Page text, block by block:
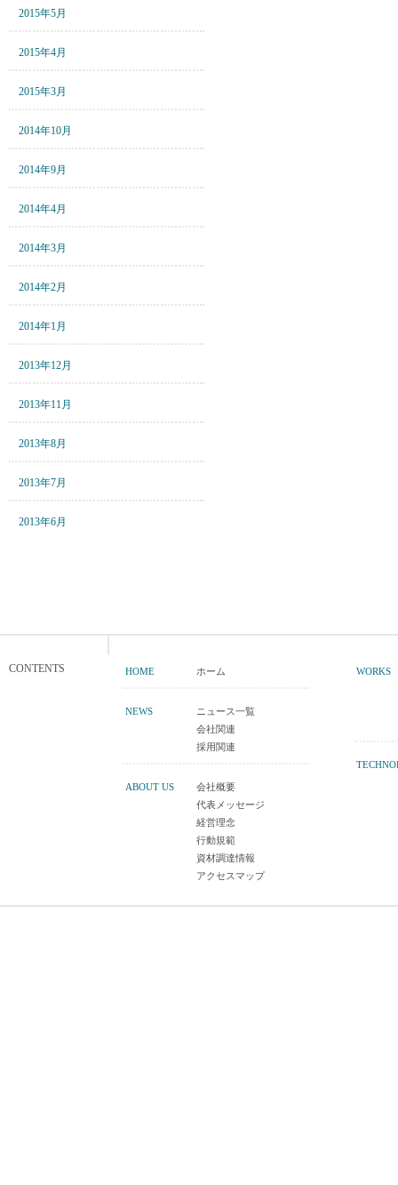
2015年5月
2015年4月
2015年3月
2014年10月
2014年9月
2014年4月
2014年3月
2014年2月
2014年1月
2013年12月
2013年11月
2013年8月
2013年7月
2013年6月
CONTENTS HOME ホーム
NEWS
ニュース一覧
会社関連
採用関連
ABOUT US
会社概要
代表メッセージ
経営理念
行動規範
資材調達情報
アクセスマップ
WORKS